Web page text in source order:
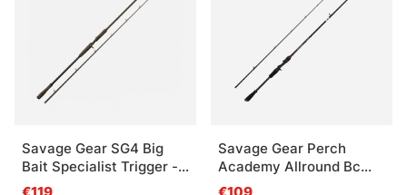
Savage Gear SG4 Big
Bait Specialist Trigger -
8'6'' 259cm 110-220g
€119
Savage Gear Perch
Academy Allround Bc
2.15m 7-22g 2p
€109